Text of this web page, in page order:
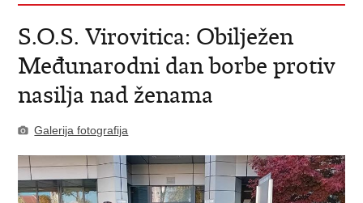
S.O.S. Virovitica: Obilježen
Međunarodni dan borbe protiv
nasilja nad ženama
Galerija fotografija